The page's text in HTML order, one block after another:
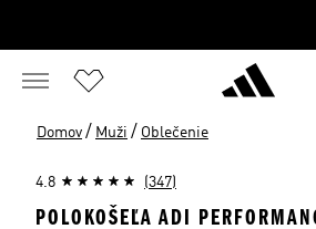
Domov / Muži / Oblečenie
4.8 (347)
POLOKOŠEĽA ADI